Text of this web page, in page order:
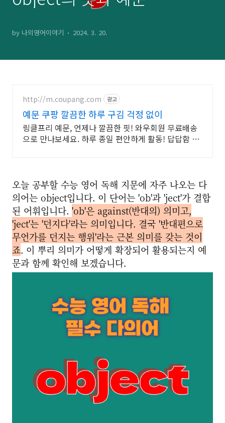
by 나의영어이야기 2024. 3. 20.
http://m.coupang.com 광고
예문 쿠팡 깔끔한 하루 구김 걱정 없이
링클프리 예문, 언제나 깔끔한 핏! 와우회원 무료배송
으로 만나보세요. 하루 종일 편안하게 활동! 답답함 없
오늘 공부할 수능 영어 독해 지문에 자주 나오는 다
의어는 object입니다. 이 단어는 'ob'과 'ject'가 결합
된 어휘입니다. 'ob'은 against(반대의) 의미고,
'ject'는 '던지다'라는 의미입니다. 결국 '반대편으로
무언가를 던지는 행위'라는 근본 의미를 갖는 것이
죠. 이 뿌리 의미가 어떻게 확장되어 활용되는지 예
문과 함께 확인해 보겠습니다.